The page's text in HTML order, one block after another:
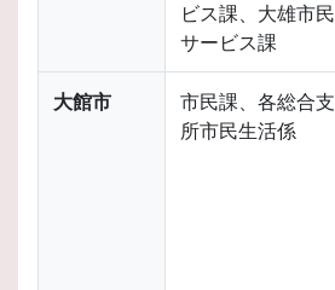
ビス課、大雄市民
サービス課
大館市
市民課、各総合支
所市民生活係